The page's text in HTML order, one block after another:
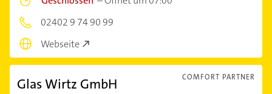
02402 9 74 90 99
Webseite
COMFORT PARTNER
Glas Wirtz GmbH